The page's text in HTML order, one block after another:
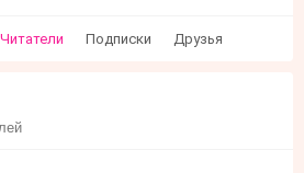
Читатели Подписки Друзья